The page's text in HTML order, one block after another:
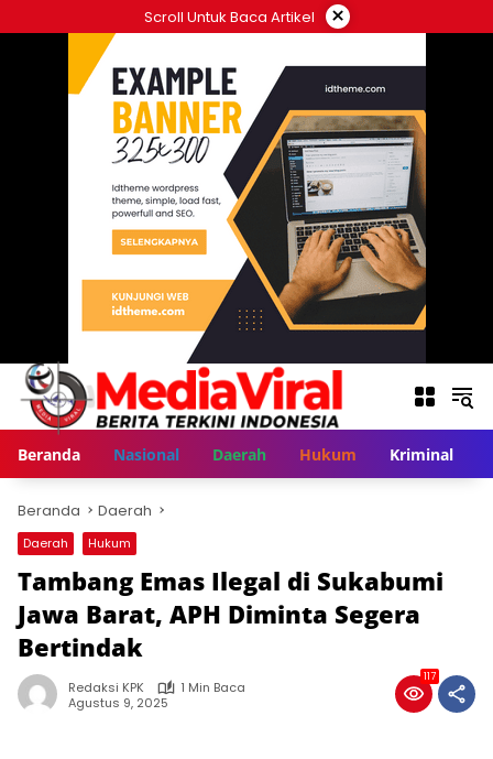
ke
Scroll Untuk Baca Artikel ×
Beranda Nasional Daerah Hukum Kriminal
Beranda Daerah
Daerah Hukum
Tambang Emas Ilegal di Sukabumi
Jawa Barat, APH Diminta Segera
Bertindak
Redaksi KPK
1 Min Baca
Agustus 9, 2025
117